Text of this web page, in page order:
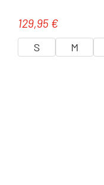
Regulärer Preis:
129,95 €
S M